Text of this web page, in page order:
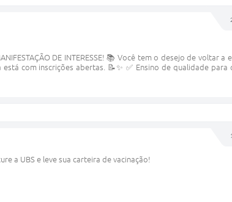
DE INTERESSE! 📚 Você tem o desejo de voltar
com inscrições abertas. 📝✨ ✅ Ensino de qualidade para
a UBS e leve sua carteira de vacinação!